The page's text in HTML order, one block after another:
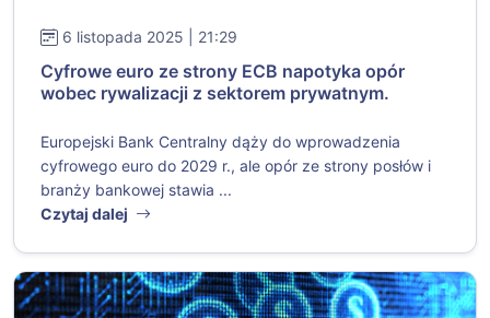
6 listopada 2025 | 21:29
Cyfrowe euro ze strony ECB napotyka opór
wobec rywalizacji z sektorem prywatnym.
Europejski Bank Centralny dąży do wprowadzenia
cyfrowego euro do 2029 r., ale opór ze strony posłów i
branży bankowej stawia ...
Czytaj dalej